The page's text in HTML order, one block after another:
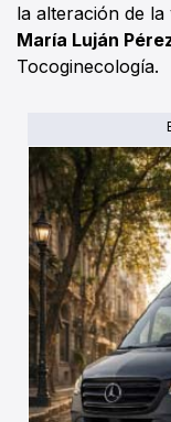
la alteración de
María Luján
Tocoginecología.